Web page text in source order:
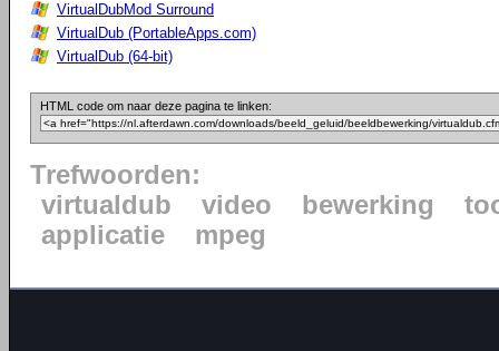
VirtualDubMod Surround
VirtualDub (PortableApps.com)
VirtualDub (64-bit)
HTML code om naar deze pagina te linken:
Trefwoorden:
virtualdub
video bewerking
applicatie
mpeg